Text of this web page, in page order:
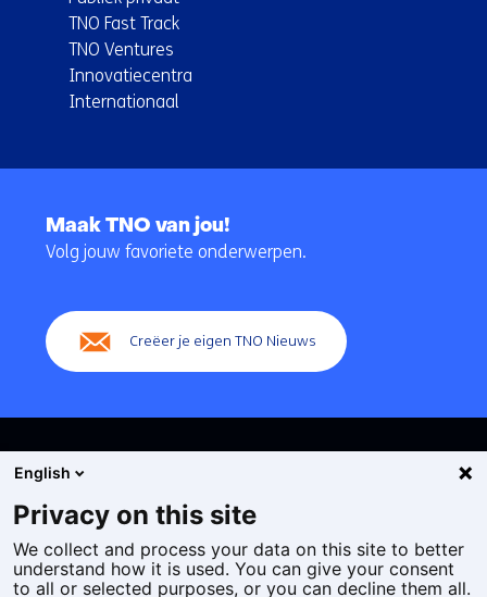
TNO Fast Track
TNO Ventures
Innovatiecentra
Internationaal
navigatie
Maak TNO van jou!
Volg jouw favoriete onderwerpen.
Creëer je eigen TNO Nieuws
Cookies
Privacy statement
English
Privacy on this site
We collect and process your data on this site to better
understand how it is used. You can give your consent
to all or selected purposes, or you can decline them all.